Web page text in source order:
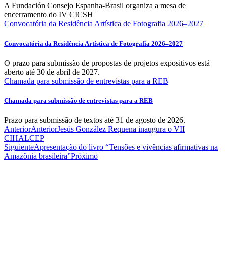
A Fundación Consejo Espanha-Brasil organiza a mesa de
encerramento do IV CICSH
Convocatória da Residência Artística de Fotografia 2026–2027
Convocatória da Residência Artística de Fotografia 2026–2027
O prazo para submissão de propostas de projetos expositivos está
aberto até 30 de abril de 2027.
Chamada para submissão de entrevistas para a REB
Chamada para submissão de entrevistas para a REB
Prazo para submissão de textos até 31 de agosto de 2026.
AnteriorAnteriorJesús González Requena inaugura o VII
CIHALCEP
SiguienteApresentação do livro “Tensões e vivências afirmativas na
Amazônia brasileira”Próximo